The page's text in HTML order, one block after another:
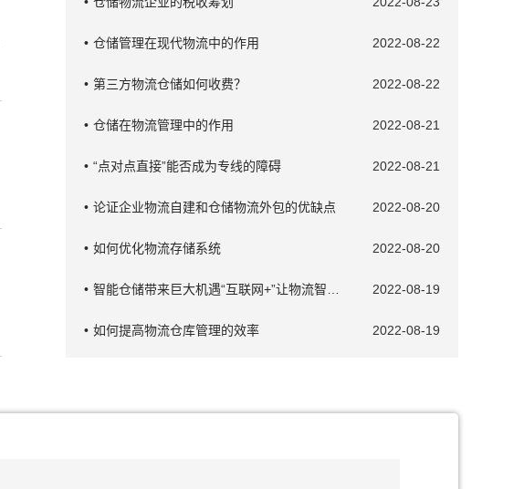
• 仓储管理在现代物流中的作用 2022-08-22
• 第三方物流仓储如何收费？ 2022-08-22
• 仓储在物流管理中的作用 2022-08-21
• “点对点直接”能否成为专线的障碍 2022-08-21
• 论证企业物流自建和仓储物流外包的优缺点 2022-08-20
• 如何优化物流存储系统 2022-08-20
• 2022-08-19
• 如何提高物流仓库管理的效率 2022-08-19